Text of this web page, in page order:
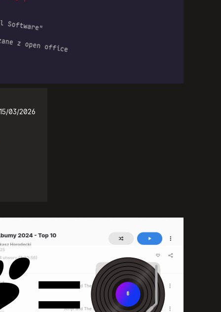
15/03/2026